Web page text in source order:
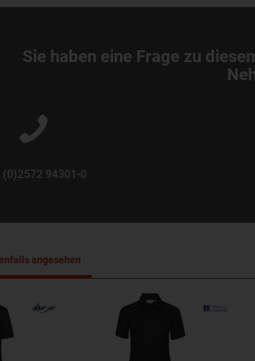
Sie haben eine Frage zu
(0)2572 94301-0
angesehen